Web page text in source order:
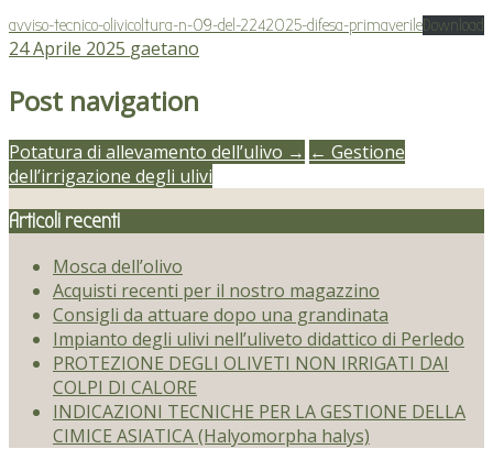
avviso-tecnico-olivicoltura-n-09-del-2242025-difesa-primaverileDownload
24 Aprile 2025 gaetano
Post navigation
Potatura di allevamento dell’ulivo → ← Gestione
dell’irrigazione degli ulivi
Articoli recenti
Mosca dell’olivo
Acquisti recenti per il nostro magazzino
Consigli da attuare dopo una grandinata
Impianto degli ulivi nell’uliveto didattico di Perledo
PROTEZIONE DEGLI OLIVETI NON IRRIGATI DAI
COLPI DI CALORE
INDICAZIONI TECNICHE PER LA GESTIONE DELLA
CIMICE ASIATICA (Halyomorpha halys)